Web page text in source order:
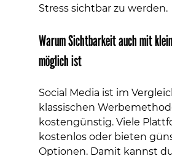
Stress sichtbar zu werden.
Warum Sichtbarkeit auch mit
möglich ist
Social Media ist im
klassischen
kostengünstig. Viele
kostenlos oder bieten
Optionen. Damit kannst